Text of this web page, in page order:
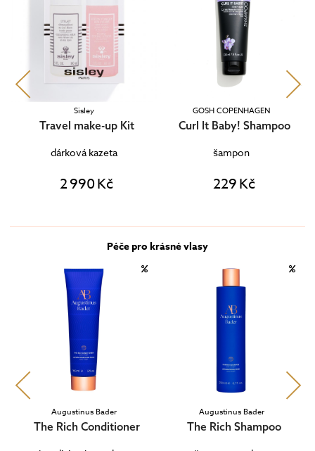
Sisley
Travel make-up Kit
dárková kazeta
2 990 Kč
GOSH COPENHAGEN
Curl It Baby! Shampoo
šampon
229 Kč
Péče pro krásné vlasy
Augustinus Bader
The Rich Conditioner
Augustinus Bader
The Rich Shampoo